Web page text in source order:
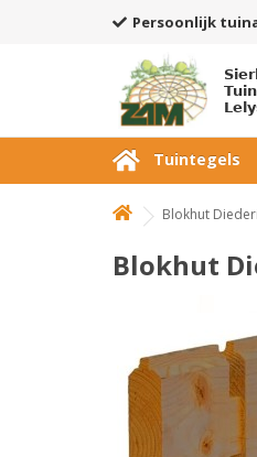
Persoonlijk
Tuintegels
Blokhut
Blokhut